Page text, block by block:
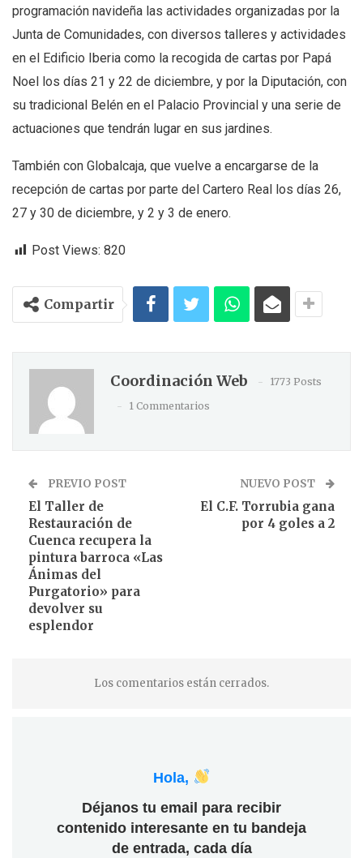
programación navideña las actividades organizadas por la
Junta de Comunidades, con diversos talleres y actividades
en el Edificio Iberia como la recogida de cartas por Papá
Noel los días 21 y 22 de diciembre, y por la Diputación, con
su tradicional Belén en el Palacio Provincial y una serie de
actuaciones que tendrán lugar en sus jardines.
También con Globalcaja, que vuelve a encargarse de la
recepción de cartas por parte del Cartero Real los días 26,
27 y 30 de diciembre, y 2 y 3 de enero.
Post Views: 820
Compartir
Coordinación Web
1773 Posts
1 Commentarios
PREVIO POST
El Taller de
Restauración de
Cuenca recupera la
pintura barroca «Las
Ánimas del
Purgatorio» para
devolver su
esplendor
NUEVO POST
El C.F. Torrubia gana
por 4 goles a 2
Los comentarios están cerrados.
Hola,
Déjanos tu email para recibir
contenido interesante en tu bandeja
de entrada, cada día